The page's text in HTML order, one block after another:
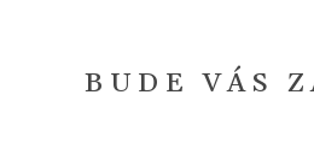
BUDE VÁS